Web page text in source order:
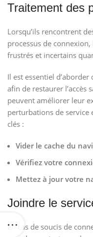
Traitement des
Lorsqu’ils rencontrent
processus de
frustrés et incertains
Il est essentiel
afin de restaurer l’accès
peuvent améliorer leur
perturbations de service
clés :
Vider le cache du
Vérifiez votre
Mettez à jour votre
Joindre le
En cas de soucis de